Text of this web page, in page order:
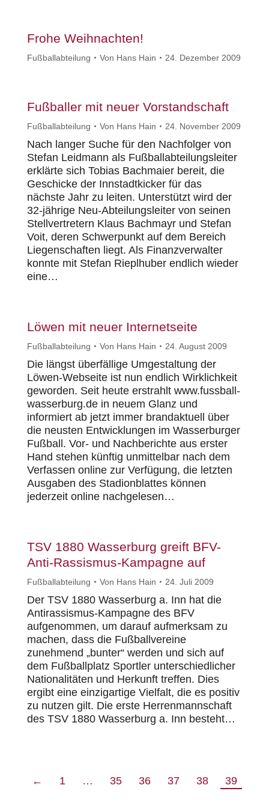
Frohe Weihnachten!
Fußballabteilung Von Hans Hain 24. Dezember 2009
Fußballer mit neuer Vorstandschaft
Fußballabteilung Von Hans Hain 24. November 2009
Nach langer Suche für den Nachfolger von
Stefan Leidmann als Fußballabteilungsleiter
erklärte sich Tobias Bachmaier bereit, die
Geschicke der Innstadtkicker für das
nächste Jahr zu leiten. Unterstützt wird der
32-jährige Neu-Abteilungsleiter von seinen
Stellvertretern Klaus Bachmayr und Stefan
Voit, deren Schwerpunkt auf dem Bereich
Liegenschaften liegt. Als Finanzverwalter
konnte mit Stefan Rieplhuber endlich wieder
eine…
Löwen mit neuer Internetseite
Fußballabteilung Von Hans Hain 24. August 2009
Die längst überfällige Umgestaltung der
Löwen-Webseite ist nun endlich Wirklichkeit
geworden. Seit heute erstrahlt www.fussball-
wasserburg.de in neuem Glanz und
informiert ab jetzt immer brandaktuell über
die neusten Entwicklungen im Wasserburger
Fußball. Vor- und Nachberichte aus erster
Hand stehen künftig unmittelbar nach dem
Verfassen online zur Verfügung, die letzten
Ausgaben des Stadionblattes können
jederzeit online nachgelesen…
TSV 1880 Wasserburg greift BFV-
Anti-Rassismus-Kampagne auf
Fußballabteilung Von Hans Hain 24. Juli 2009
Der TSV 1880 Wasserburg a. Inn hat die
Antirassismus-Kampagne des BFV
aufgenommen, um darauf aufmerksam zu
machen, dass die Fußballvereine
zunehmend „bunter“ werden und sich auf
dem Fußballplatz Sportler unterschiedlicher
Nationalitäten und Herkunft treffen. Dies
ergibt eine einzigartige Vielfalt, die es positiv
zu nutzen gilt. Die erste Herrenmannschaft
des TSV 1880 Wasserburg a. Inn besteht…
← 1 … 35 36 37 38 39